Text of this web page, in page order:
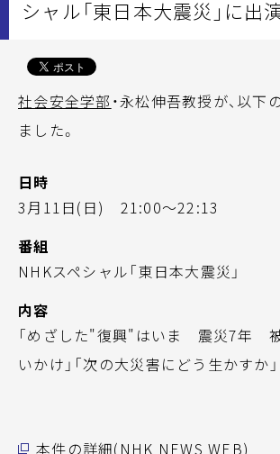
シャル「東日本大震災」に出
社会安全学部 ・永松伸吾教授が、以下
ました。
日時
3月11日(日) 21:00～22:13
番組
NHKスペシャル「東日本大震災」
内容
「めざした"復興"はいま 震災7年
いかけ」「次の大災害にどう生かすか」
本件の詳細(NHK NEWS WEB)